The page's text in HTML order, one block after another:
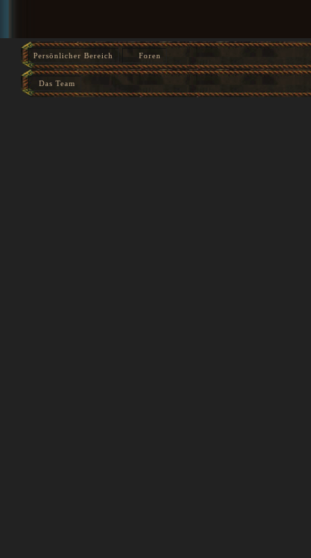
Persönlicher Bereich Foren
Das Team